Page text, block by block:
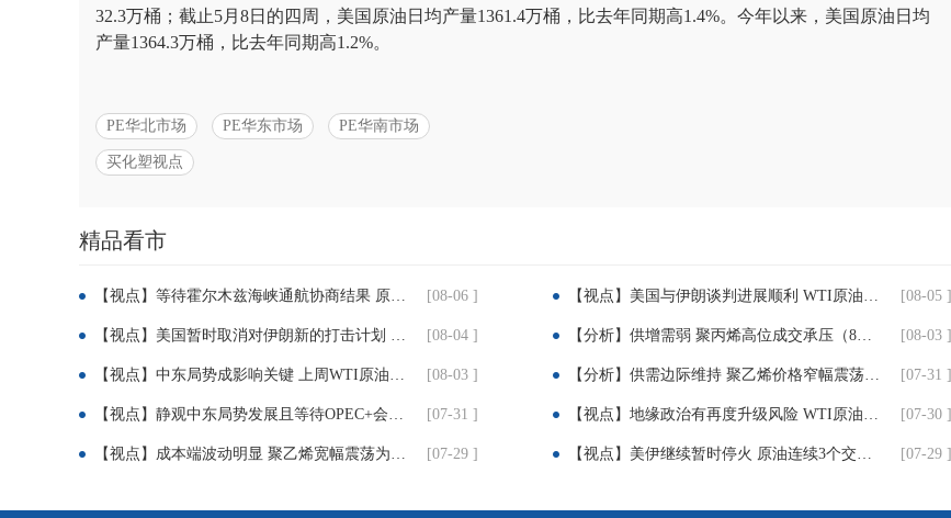
32.3万桶；截止5月8日的四周，美国原油日均产量1361.4万桶，比去年同期高1.4%。今年以来，美国原油日均
产量1364.3万桶，比去年同期高1.2%。
PE华北市场 PE华东市场 PE华南市场
买化塑视点
分
精品看市
【视点】等待霍尔木兹海峡通航协商结果 原油震荡收低 [08-06 ] 【视点】美国与伊朗谈判进展顺利 WTI原油收跌近5% [08-05 ]
【视点】美国暂时取消对伊朗新的打击计划 原油大跌 [08-04 ] 【分析】供增需弱 聚丙烯高位成交承压（8月3日-7日） [08-03 ]
【视点】中东局势成影响关键 上周WTI原油下跌超5% [08-03 ] 【分析】供需边际维持 聚乙烯价格窄幅震荡（7月31日） [07-31 ]
【视点】静观中东局势发展且等待OPEC+会议结果 油价震荡回调 [07-31 ] 【视点】地缘政治有再度升级风险 WTI原油大涨近7% [07-30 ]
【视点】成本端波动明显 聚乙烯宽幅震荡为主（7月29日） [07-29 ] 【视点】美伊继续暂时停火 原油连续3个交易日下跌 [07-29 ]